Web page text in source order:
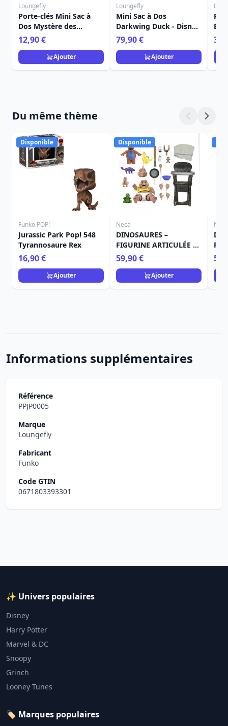
Loungefly
Porte-clés Mini Sac à
Dos Mystère des
Acolytes des Princesses
- Disney Loungefly
12,90 €
Ajouter
Loungefly
Mini Sac à Dos
Darkwing Duck - Disney
Loungefly
79,90 €
Ajouter
Du même thème
Disponible
Funko POP!
Jurassic Park Pop! 548
Tyrannosaure Rex
16,90 €
Ajouter
Disponible
Neca
DINOSAURES –
FIGURINE ARTICULÉE –
ULTIMATE BÉBÉ
SINCLAIR
59,90 €
Ajouter
Neca
Informations supplémentaires
Référence
PPJP0005
Marque
Loungefly
Fabricant
Funko
Code GTIN
0671803393301
✨ Univers populaires
Disney
Harry Potter
Marvel & DC
Snoopy
Grinch
Looney Tunes
🏷️ Marques populaires